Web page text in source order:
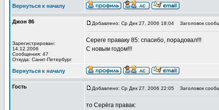
Вернуться к началу
Джон 86
Зарегистрирован:
14.12.2006
Сообщения: 47
Откуда: Санкт-Петербург
Добавлено: Ср Дек 27, 2006 18:04 Заголовок
Сереге праваку 85: спасибо, порадовал!!!
С новым годом!!!
Вернуться к началу
Гость Добавлено: Ср Дек 27, 2006 22:05 Заголовок
то Серёга правак: